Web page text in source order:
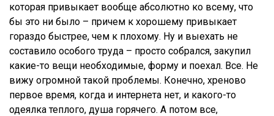
которая привыкает вообще абсолютно ко всему, что
бы это ни было – причем к хорошему привыкает
гораздо быстрее, чем к плохому. Ну и выехать не
составило особого труда – просто собрался, закупил
какие-то вещи необходимые, форму и поехал. Все. Не
вижу огромной такой проблемы. Конечно, хреново
первое время, когда и интернета нет, и какого-то
одеялка теплого, душа горячего. А потом все,